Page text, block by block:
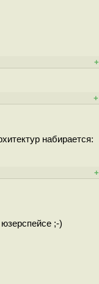
+
+
набирается:
+
;-)